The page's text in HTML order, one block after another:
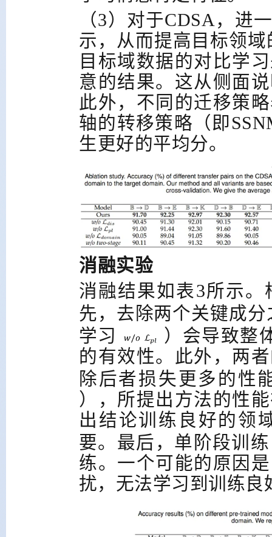
（3）对于CDSA ，进
示，从而提高目标领
目标域数据的对比学
意的结果。这从侧面
此外，不同的迁移策
轴的转移策略（即
生更好的平均分。
消融实验
消融结果如表3所示
先，去除两个关键成
学习
）会导致整
的有效性。此外，两
除后者损失更多的性
），所提出方法的性
出结论训练良好的领
要。最后，单阶段训
练。一个可能的原因
扰，无法学习到训练良